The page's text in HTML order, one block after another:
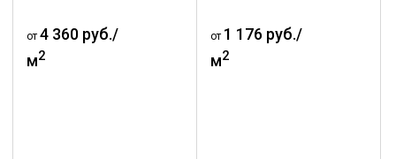
от 4 360 руб./
м2
от 1 176 руб./
м2